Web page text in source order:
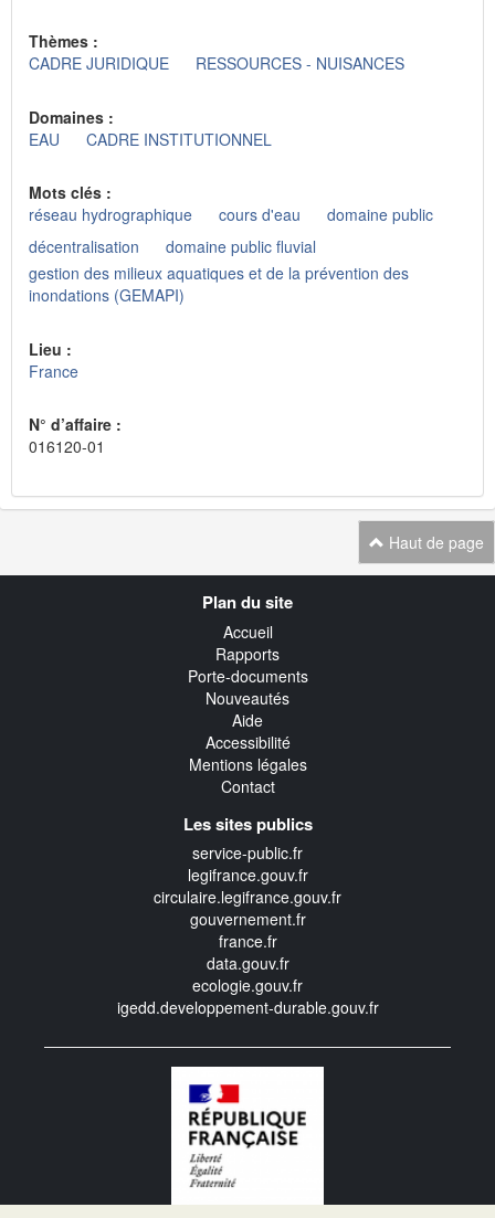
Thèmes :
CADRE JURIDIQUE
RESSOURCES - NUISANCES
Domaines :
EAU
CADRE INSTITUTIONNEL
Mots clés :
réseau hydrographique
cours d'eau
domaine public
décentralisation
domaine public fluvial
gestion des milieux aquatiques et de la prévention des
inondations (GEMAPI)
Lieu :
France
N° d’affaire :
016120-01
Haut de page
Plan du site
Accueil
Rapports
Porte-documents
Nouveautés
Aide
Accessibilité
Mentions légales
Contact
Les sites publics
service-public.fr
legifrance.gouv.fr
circulaire.legifrance.gouv.fr
gouvernement.fr
france.fr
data.gouv.fr
ecologie.gouv.fr
igedd.developpement-durable.gouv.fr